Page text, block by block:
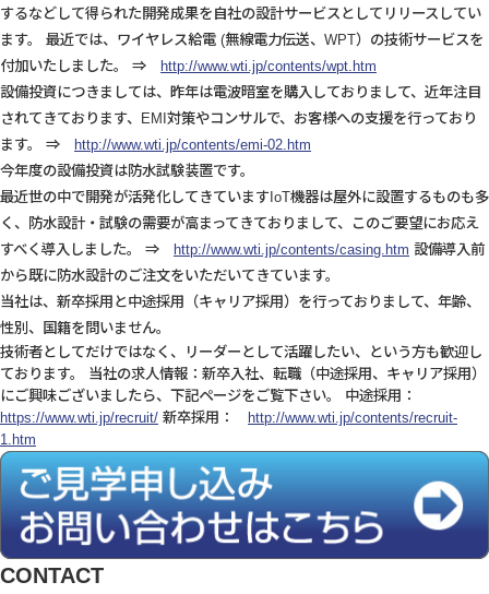
するなどして得られた開発成果を自社の設計サービスとしてリリースしてい
ます。 最近では、ワイヤレス給電 (無線電力伝送、WPT）の技術サービスを
付加いたしました。 ⇒ http://www.wti.jp/contents/wpt.htm
設備投資につきましては、昨年は電波暗室を購入しておりまして、近年注目
されてきております、EMI対策やコンサルで、お客様への支援を行っており
ます。 ⇒ http://www.wti.jp/contents/emi-02.htm
今年度の設備投資は防水試験装置です。
最近世の中で開発が活発化してきていますIoT機器は屋外に設置するものも多
く、防水設計・試験の需要が高まってきておりまして、このご要望にお応え
すべく導入しました。 ⇒ http://www.wti.jp/contents/casing.htm 設備導入前
から既に防水設計のご注文をいただいてきています。
当社は、新卒採用と中途採用（キャリア採用）を行っておりまして、年齢、
性別、国籍を問いません。
技術者としてだけではなく、リーダーとして活躍したい、という方も歓迎し
ております。 当社の求人情報：新卒入社、転職（中途採用、キャリア採用）
にご興味ございましたら、下記ページをご覧下さい。 中途採用：
https://www.wti.jp/recruit/ 新卒採用： http://www.wti.jp/contents/recruit-
1.htm
CONTACT